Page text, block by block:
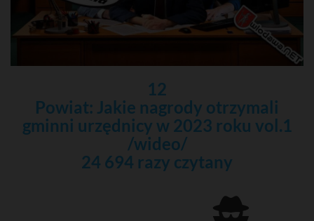
12
Powiat: Jakie nagrody otrzymali
gminni urzędnicy w 2023 roku vol.1
/wideo/
24 694 razy czytany